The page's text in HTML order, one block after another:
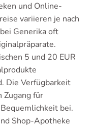
und Online-
variieren je nach
Generika oft
5 und 20 EUR
Die Verfügbarkeit
Zugang für
bei.
Shop-Apotheke